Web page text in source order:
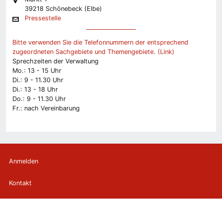
39218 Schönebeck (Elbe)
Pressestelle
Bitte verwenden Sie die Telefonnummern der entsprechend
zugeordneten Sachgebiete und Themengebiete. (Link)
Sprechzeiten der Verwaltung
Mo.: 13 - 15 Uhr
Di.: 9 - 11.30 Uhr
Di.: 13 - 18 Uhr
Do.: 9 - 11.30 Uhr
Fr.: nach Vereinbarung
Anmelden
Kontakt